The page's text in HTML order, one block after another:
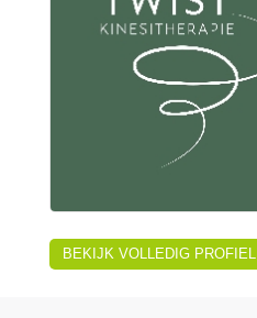
BEKIJK VOLLEDIG PROFIEL